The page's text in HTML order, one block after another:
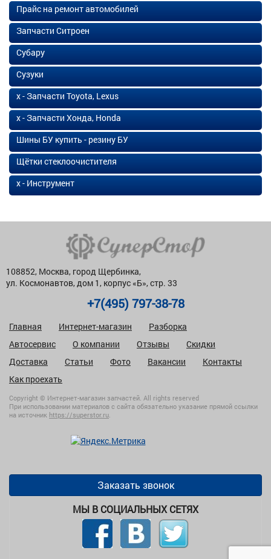
Прайс на ремонт автомобилей
Запчасти Ситроен
Субару
Сузуки
х - Запчасти Toyota, Lexus
х - Запчасти Хонда, Honda
Шины БУ купить - резину БУ
Щётки стеклоочистителя
х - Инструмент
108852, Москва, город Щербинка,
ул. Космонавтов, дом 1, корпус «Б», стр. 33
+7(495) 797-38-78
Главная Интернет-магазин
Разборка
Автосервис
О компании Отзывы
Скидки
Доставка
Статьи Фото Вакансии
Контакты
Как проехать
Copyright © Интернет-магазин запчастей. All rights reserved
При использовании материалов с сайта обязательно указание прямой ссылки
на источник https://superstor.ru.
Заказать звонок
МЫ В СОЦИАЛЬНЫХ СЕТЯХ